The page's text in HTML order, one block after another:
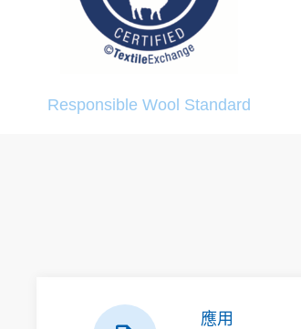
Responsible Wool Standard
應用